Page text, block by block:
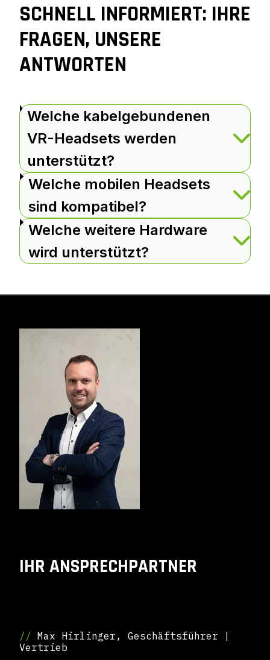
SCHNELL INFORMIERT: IHRE
FRAGEN, UNSERE
ANTWORTEN
Welche kabelgebundenen
VR-Headsets werden
unterstützt?
Welche mobilen Headsets
sind kompatibel?
Welche weitere Hardware
wird unterstützt?
IHR ANSPRECHPARTNER
// Max Hirlinger, Geschäftsführer |
Vertrieb